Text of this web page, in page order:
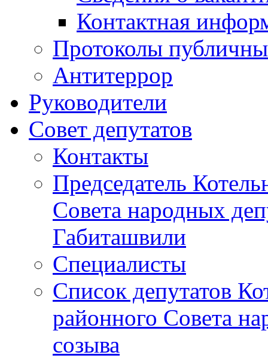
Контактная
Протоколы
Антитеррор
Руководители
Совет депутатов
Контакты
Председатель
Совета народных
Габиташвили
Специалисты
Список депутатов
районного Совета
созыва